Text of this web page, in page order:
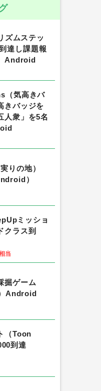
ズムステッ
達し課題報
Android
（気高きバ
きバッジを
人衆」を5名
りの地）
）
ミッショ
クラス到
当
掘ゲーム
Android
（Toon
到達